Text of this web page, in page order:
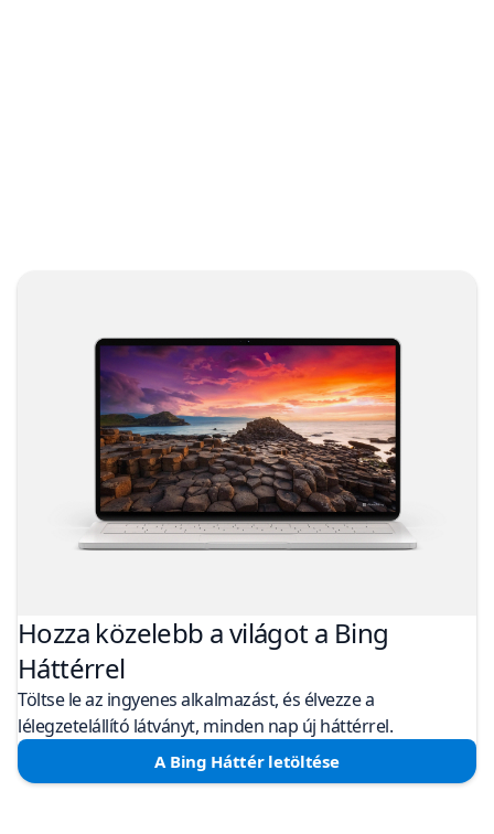
Hozza közelebb a világot a Bing
Háttérrel
Töltse le az ingyenes alkalmazást, és élvezze a
lélegzetelállító látványt, minden nap új háttérrel.
A Bing Háttér letöltése